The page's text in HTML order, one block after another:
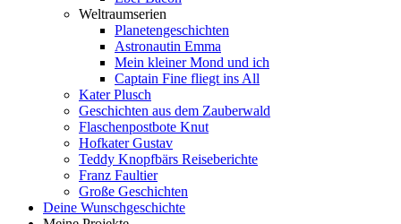
Weltraumserien
Planetengeschichten
Astronautin Emma
Mein kleiner Mond und ich
Captain Fine fliegt ins All
Kater Plusch
Geschichten aus dem Zauberwald
Flaschenpostbote Knut
Hofkater Gustav
Teddy Knopfbärs Reiseberichte
Franz Faultier
Große Geschichten
Deine Wunschgeschichte